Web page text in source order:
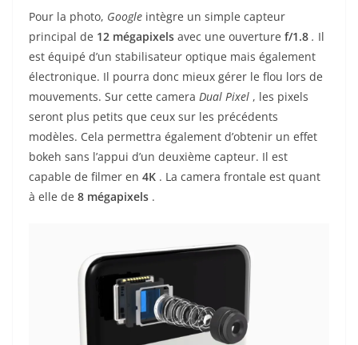
Pour la photo, Google intègre un simple capteur
principal de 12 mégapixels avec une ouverture f/1.8 . Il
est équipé d’un stabilisateur optique mais également
électronique. Il pourra donc mieux gérer le flou lors de
mouvements. Sur cette camera Dual Pixel , les pixels
seront plus petits que ceux sur les précédents
modèles. Cela permettra également d’obtenir un effet
bokeh sans l’appui d’un deuxième capteur. Il est
capable de filmer en 4K . La camera frontale est quant
à elle de 8 mégapixels .